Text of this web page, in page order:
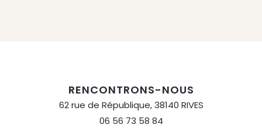
RENCONTRONS-NOUS
62 rue de République, 38140 RIVES
06 56 73 58 84